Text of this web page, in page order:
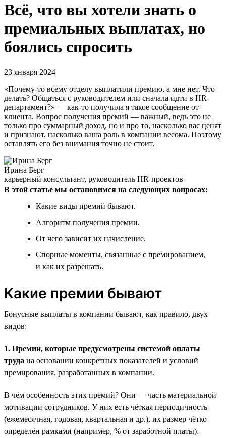
Всё, что вы хотели знать о
премиальных выплатах, но
боялись спросить
23 января 2024
«Почему-то всему отделу выплатили премию, а мне нет. Что
делать? Общаться с руководителем или сначала идти в HR-
департамент?» — как-то получила я такое сообщение от
клиента. Вопрос получения премий — важный, ведь это не
только про суммарный доход, но и про то, насколько вас ценят
и признают, насколько ваша роль в компании весома. Поэтому
оставлять его без внимания точно не стоит.
Ирина Берг
карьерный консультант, руководитель HR-проектов
В этой статье мы остановимся на следующих вопросах:
Какие виды премий бывают.
Алгоритм получения премии.
От чего зависит их начисление.
Спорные моменты, связанные с премированием,
и как их разрешать.
Какие премии бывают
Бонусные выплаты в компании бывают, как правило, двух
видов:
1. Премии, которые предусмотрены системой оплаты
труда на основании конкретных показателей и условий
премирования, разработанных в компании.
В чём особенность этих премий? Они — часть материальной
мотивации сотрудников. У них есть чёткая периодичность
(ежемесячная, годовая, квартальная и др.), их размер чётко
определён рамками (например, % от заработной платы).